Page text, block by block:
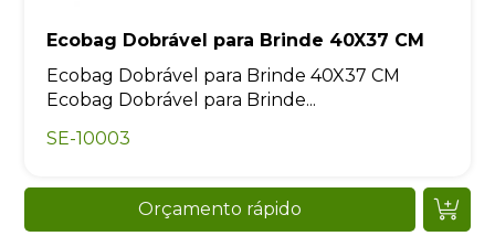
Ecobag Dobrável para Brinde 40X37 CM
Ecobag Dobrável para Brinde 40X37 CM
Ecobag Dobrável para Brinde...
SE-10003
Orçamento rápido